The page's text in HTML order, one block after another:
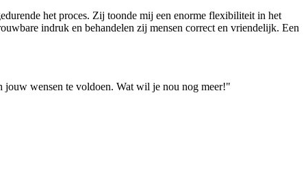
het proces. Zij toonde mij een enorme flexibiliteit in het
indruk en behandelen zij mensen correct en vriendelijk. Een
jouw wensen te voldoen. Wat wil je nou nog meer!"